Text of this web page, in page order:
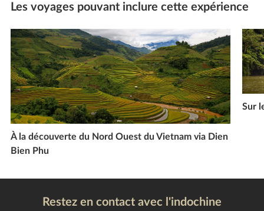
Les voyages pouvant inclure cette expérience
À la découverte du Nord Ouest du Vietnam via Dien
Bien Phu
Sur
Restez en contact avec l'indochine